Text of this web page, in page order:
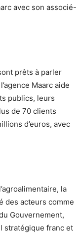
avec son associé-
prêts à parler
Maarc aide
publics, leurs
de 70 clients
d’euros, avec
la
des acteurs comme
Gouvernement,
stratégique franc et